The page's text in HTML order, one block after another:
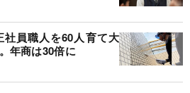
員職人を60人育て大
年商は30倍に